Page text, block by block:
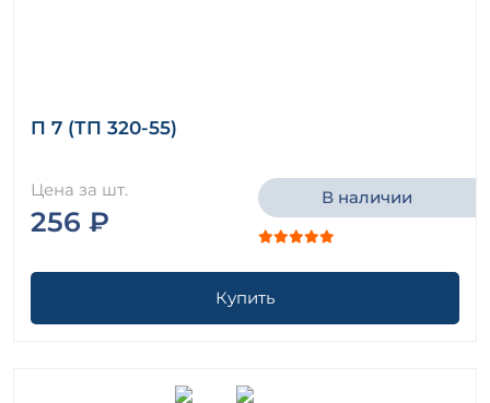
П 7 (ТП 320-55)
Цена за шт.
256 ₽
В наличии
Купить